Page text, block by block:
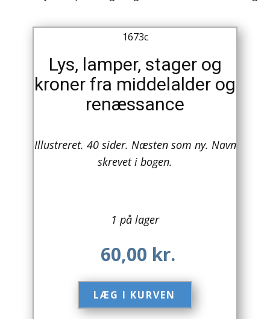
Antikke / Specielle Bøger
Antikviteter
Asien
Børnebøger
Bryggerier
Computer / IT
1673c
Lys, lamper, stager og
kroner fra middelalder og
renæssance
Illustreret. 40 sider. Næsten som ny. Navn
skrevet i bogen.
1 på lager
60,00 kr.
LÆG I KURVEN​